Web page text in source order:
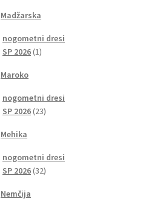
Madžarska
nogometni dresi
SP 2026 11
Maroko
nogometni dresi
SP 2026 2323
Mehika
nogometni dresi
SP 2026 3232
Nemčija